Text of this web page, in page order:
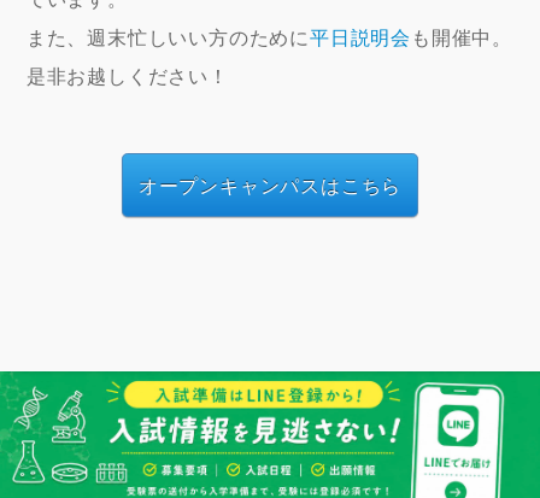
また、週末忙しいい方のために平日説明会 も開催中。
是非お越しください！
オープンキャンパスはこちら